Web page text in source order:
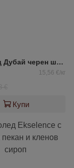
Сладолед Дубай черен шоколад стайл Boujee
15,56 €/кг
Купи